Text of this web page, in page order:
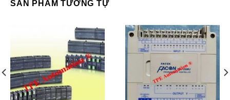
SẢN PHẨM TƯƠNG TỰ